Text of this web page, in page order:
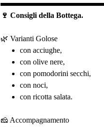
🍷 Consigli della Bottega.
🌿 Varianti Golose
con acciughe,
con olive nere,
con pomodorini secchi,
con noci,
con ricotta salata.
🧀 Accompagnamento